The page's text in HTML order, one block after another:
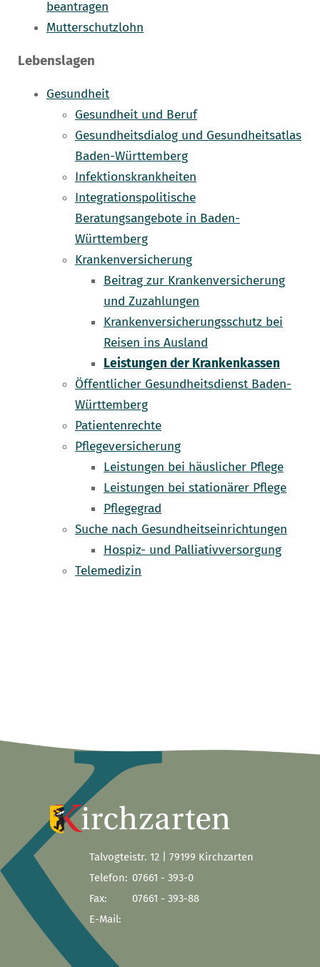
beantragen
Mutterschutzlohn
Lebenslagen
Gesundheit
Gesundheit und Beruf
Gesundheitsdialog und Gesundheitsatlas
Baden-Württemberg
Infektionskrankheiten
Integrationspolitische
Beratungsangebote in Baden-
Württemberg
Krankenversicherung
Beitrag zur Krankenversicherung
und Zuzahlungen
Krankenversicherungsschutz bei
Reisen ins Ausland
Leistungen der Krankenkassen
Öffentlicher Gesundheitsdienst Baden-
Württemberg
Patientenrechte
Pflegeversicherung
Leistungen bei häuslicher Pflege
Leistungen bei stationärer Pflege
Pflegegrad
Suche nach Gesundheitseinrichtungen
Hospiz- und Palliativversorgung
Telemedizin
Talvogteistr. 12 | 79199 Kirchzarten
Telefon: 07661 - 393-0
Fax:
07661 - 393-88
E-Mail: